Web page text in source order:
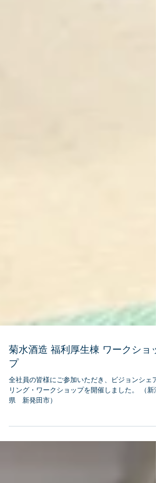
菊水酒造 福利厚生棟 ワークショッ
プ
全社員の皆様にご参加いただき、ビジョンシェア
県 新発田市）